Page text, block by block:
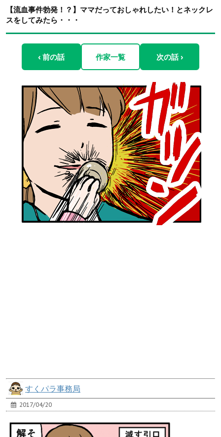
【流血事件勃発！？】ママだっておしゃれしたい！とネックレ
スをしてみたら・・・
‹ 前の話 作家一覧 次の話 ›
すくパラ事務局
2017/04/20